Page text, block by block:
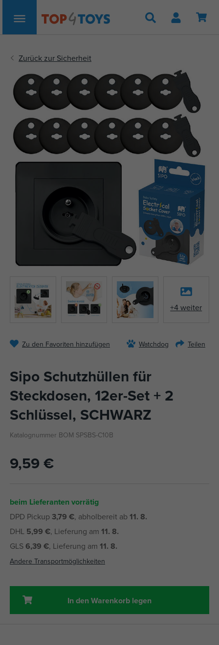
Suche
+4 weiter
Zu den Favoriten hinzufügen Watchdog Teilen
Sipo Schutzhüllen für
Steckdosen, 12er-Set + 2
Schlüssel, SCHWARZ
Katalognummer BOM SPSBS-C10B
9,59 €
beim Lieferanten vorrätig
DPD Pickup 3,79 €, abholbereit ab 11. 8.
DHL 5,99 €, Lieferung am 11. 8.
GLS6,39 €, Lieferung am 11. 8.
Andere Transportmöglichkeiten
In den Warenkorb legen